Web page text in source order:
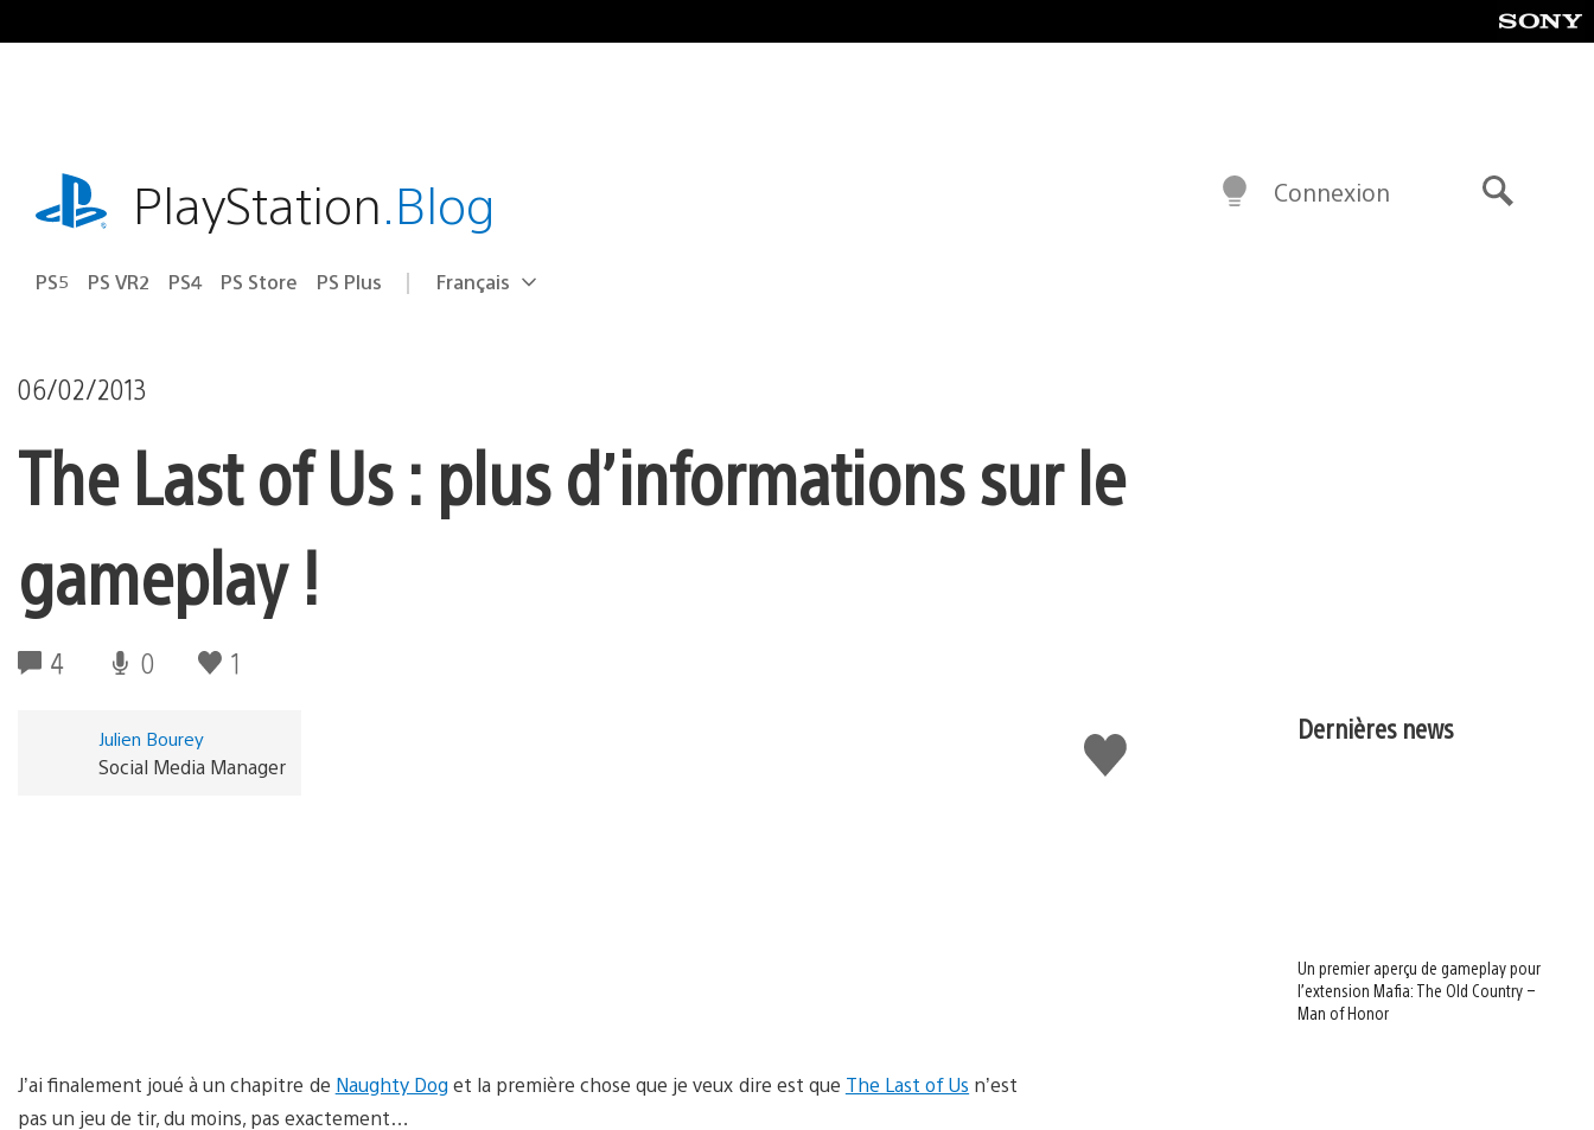
au
playstation.comPlayStation.Blog
PS5 PS VR2 PS4 PS Store PS Plus Choisir
Région
Français
Connexion
06/02/2013
The Last of Us : plus d’informations sur le
gameplay !
4 0 1
J'aime
Julien Bourey
Social Media Manager
J’ai finalement joué à un chapitre de Naughty Dog et la première chose que je veux dire est que The Last of Us n’est
pas un jeu de tir, du moins, pas exactement…
Dernières news
Un premier aperçu de gameplay pour
l’extension Mafia: The Old Country –
Man of Honor